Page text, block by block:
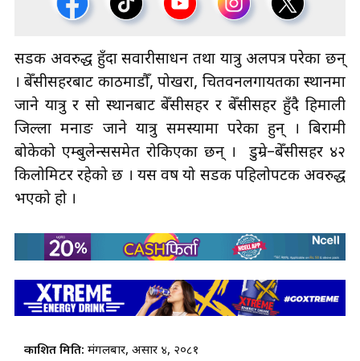
सडक अवरुद्ध हुँदा सवारीसाधन तथा यात्रु अलपत्र परेका छन्
। बेँसीसहरबाट काठमाडौँ, पोखरा, चितवनलगायतका स्थानमा
जाने यात्रु र सो स्थानबाट बेँसीसहर र बेँसीसहर हुँदै हिमाली
जिल्ला मनाङ जाने यात्रु समस्यामा परेका हुन् । बिरामी
बोकेको एम्बुलेन्ससमेत रोकिएका छन् । डुम्रे–बेँसीसहर ४२
किलोमिटर रहेको छ । यस वर्ष यो सडक पहिलोपटक अवरुद्ध
भएको हो ।
प्रकाशित मिति: मंगलबार, असार ४, २०८१